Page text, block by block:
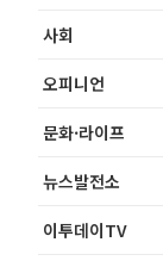
사회
오피니언
문화·라이프
뉴스발전소
이투데이TV